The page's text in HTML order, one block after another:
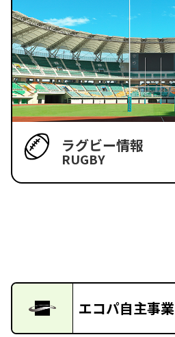
ラグビー情報
RUGBY
エコパ自主事業